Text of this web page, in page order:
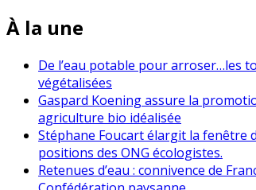
À la une
De l’eau potable pour arroser…les
végétalisées
Gaspard Koening assure la
agriculture bio idéalisée
Stéphane Foucart élargit la fenêtre
positions des ONG écologistes.
Retenues d’eau : connivence de